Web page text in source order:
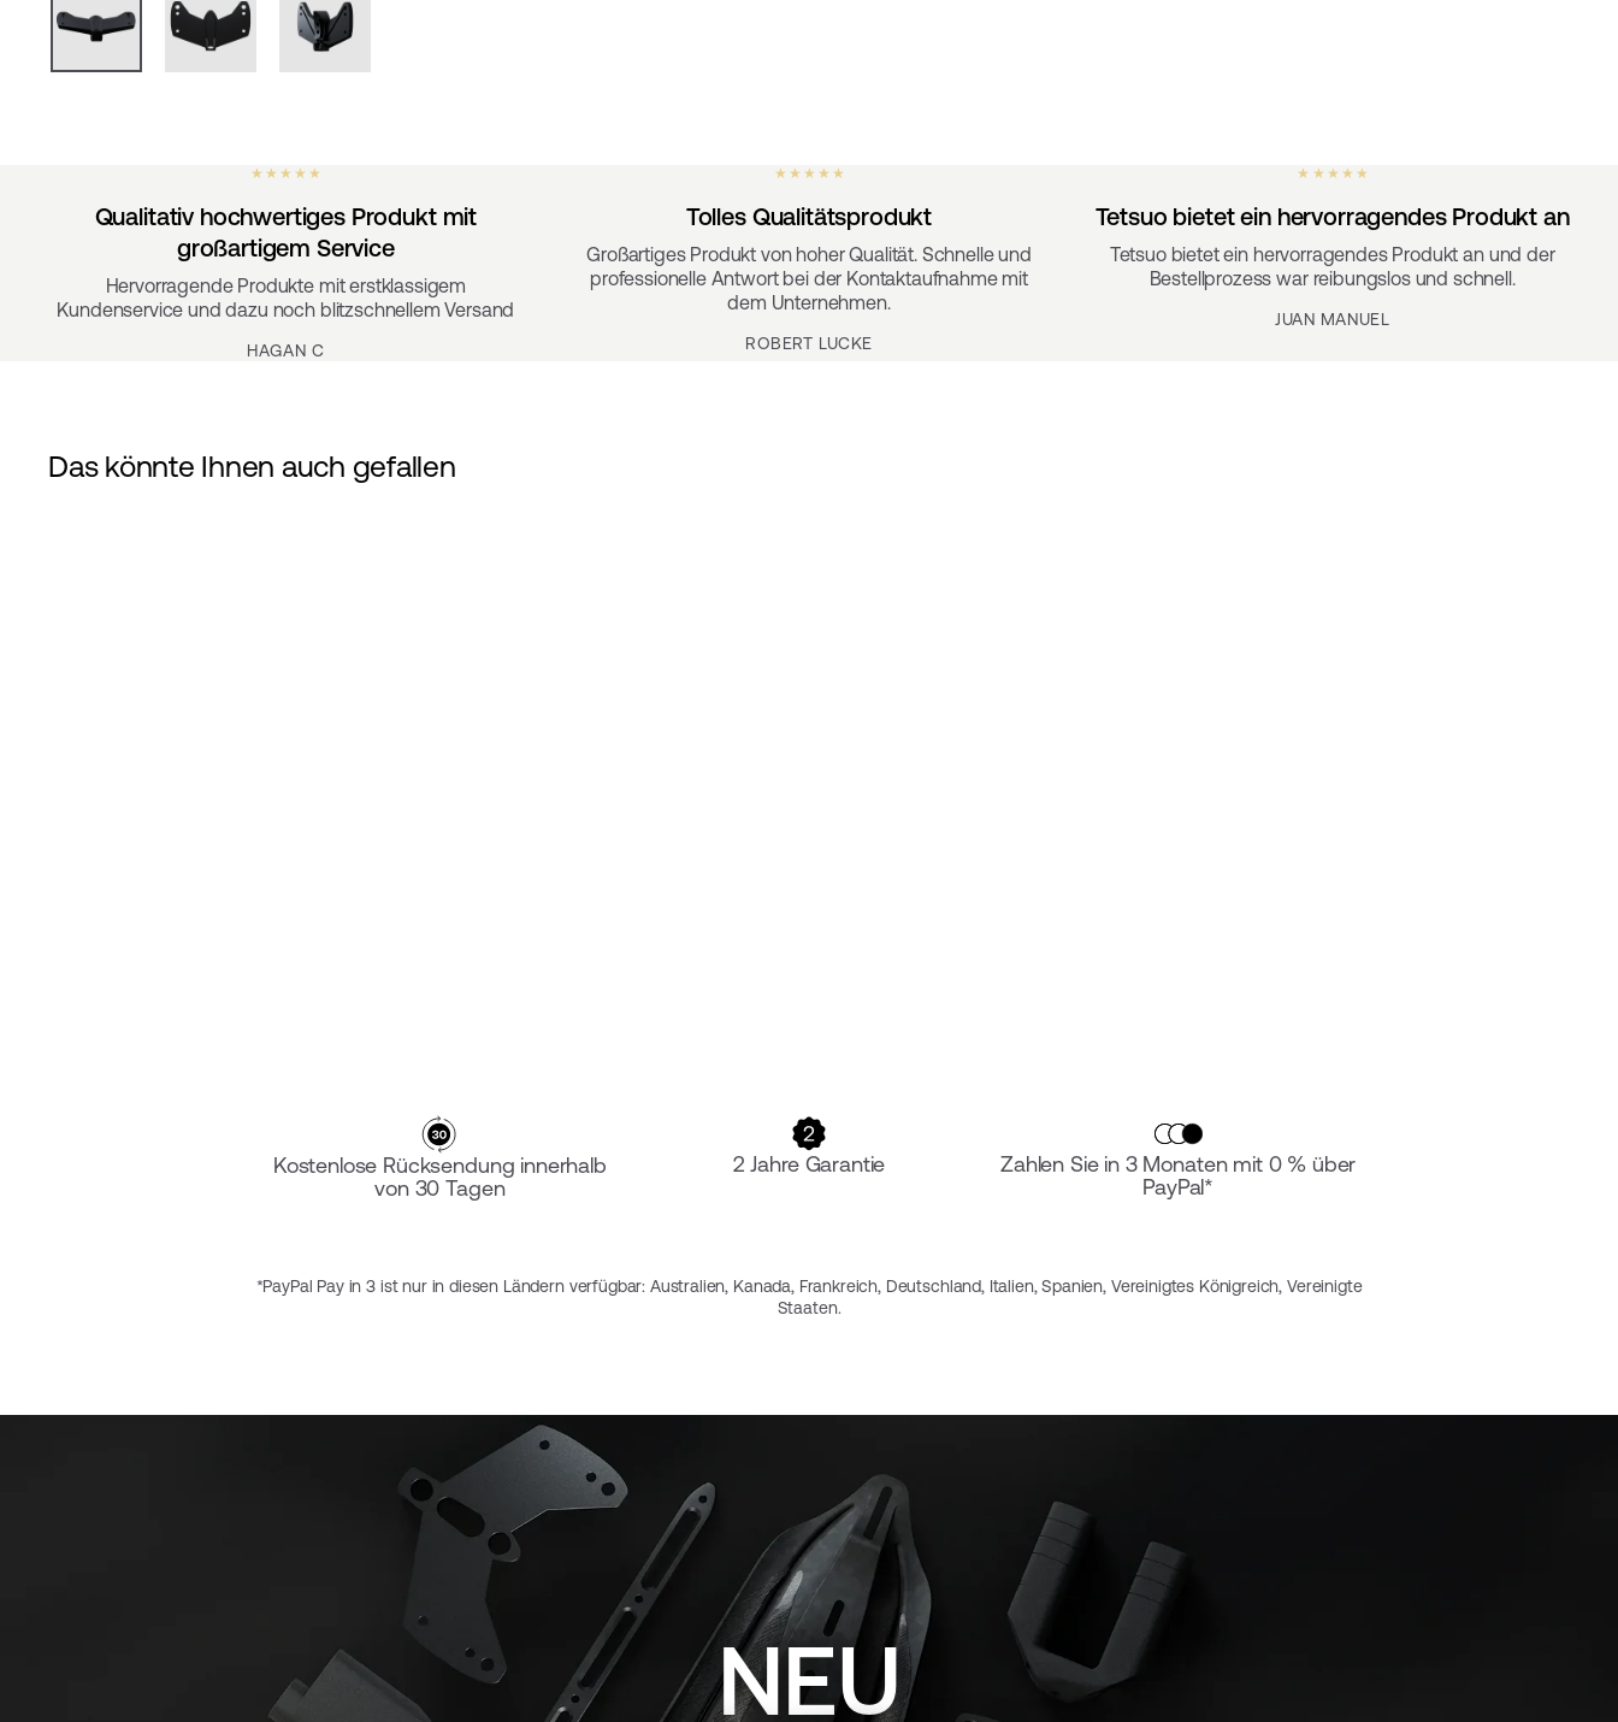
★ ★ ★ ★ ★
Qualitativ hochwertiges Produkt mit
großartigem Service
Hervorragende Produkte mit erstklassigem
Kundenservice und dazu noch blitzschnellem Versand
HAGAN C
★ ★ ★ ★ ★
Tolles Qualitätsprodukt
Großartiges Produkt von hoher Qualität. Schnelle und
professionelle Antwort bei der Kontaktaufnahme mit
dem Unternehmen.
ROBERT LUCKE
★ ★ ★ ★ ★
Tetsuo bietet ein hervorragendes Produkt an
Tetsuo bietet ein hervorragendes Produkt an und der
Bestellprozess war reibungslos und schnell.
JUAN MANUEL
Das könnte Ihnen auch gefallen
Kostenlose Rücksendung innerhalb
von 30 Tagen
2 Jahre Garantie
Zahlen Sie in 3 Monaten mit 0 % über
PayPal*
*PayPal Pay in 3 ist nur in diesen Ländern verfügbar: Australien, Kanada, Frankreich, Deutschland, Italien, Spanien, Vereinigtes Königreich, Vereinigte
Staaten.
NEU